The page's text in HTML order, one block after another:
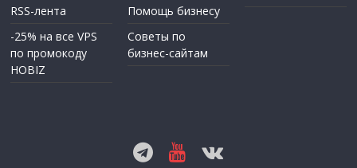
RSS-лента
-25% на все VPS
по промокоду
HOBIZ
Помощь бизнесу
Советы по
бизнес-сайтам